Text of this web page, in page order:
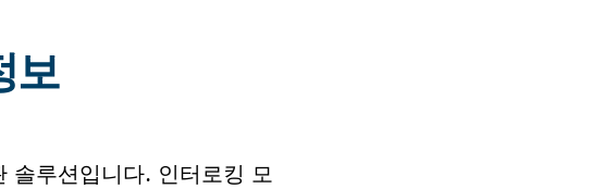
보
루션입니다. 인터로킹 모